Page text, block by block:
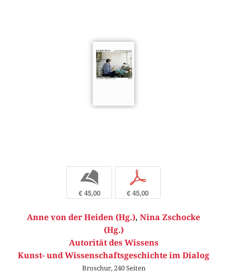
b
€ 45,00
p
€ 45,00
Anne von der Heiden (Hg.), Nina Zschocke
(Hg.)
Autorität des Wissens
Kunst- und Wissenschaftsgeschichte im Dialog
Broschur, 240 Seiten